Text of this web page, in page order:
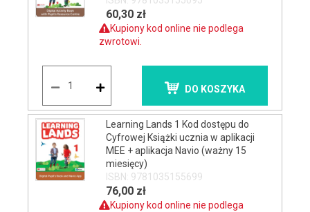
60,30 zł
Kupiony kod online nie podlega
zwrotowi.
DO KOSZYKA
Learning Lands 1 Kod dostępu do
Cyfrowej Książki ucznia w aplikacji
MEE + aplikacja Navio (ważny 15
miesięcy)
ISBN: 9781035155699
76,00 zł
Kupiony kod online nie podlega